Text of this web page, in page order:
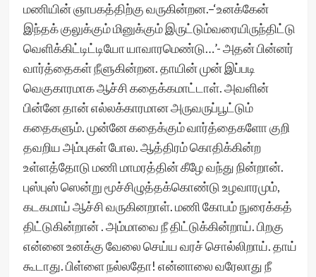
மணியின் ஞாபகத்திற்கு வருகின்றன.–‘உனக்கேன்
இந்தக் குலுக்கும் மினுக்கும் இருட்டும்வரையிருந்திட்டு
வெளிக்கிட்டிட்டியோ யாவாரமெண்டு…’- அதன் பின்னர்
வார்த்தைகள் நீளுகின்றன. தாயின் முன் இப்படி
வெகுகாரமாக ஆச்சி கதைக்கமாட்டாள். அவளின்
பின்னே தான் எல்லக்காரமான அருவருப்பூட்டும்
கதைகளும். முன்னே கதைக்கும் வார்த்தைகளோ குறி
தவறிய அம்புகள் போல. ஆத்திரம் கொதிக்கின்ற
உள்ளத்தோடு மணி மாமரத்தின் கீழே வந்து நின்றான்.
புஸ்புஸ் ஸென்று மூச்சிழுத்தக்கொண்டு உழவாரமும்,
கடகமாய் ஆச்சி வருகினறாள். மணி கோபம் நுரைக்கத்
திட்டுகின்றான் . அம்மாவை நீ திட்டுக்கின்றாய். பிறகு
என்னை உனக்கு வேலை செய்ய வரச் சொல்லிறாய். தாய்
கூடாது. பிள்ளை நல்லதோ! என்னாலை வரேலாது நீ